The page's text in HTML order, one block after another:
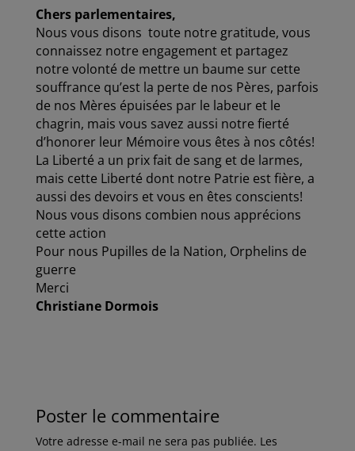
c
e
b
o
o
k
i
t
t
e
r
a
i
l
n
k
e
d
I
n
r
t
a
g
e
r
Chers parlementaires,
Nous vous disons toute notre gratitude, vous
connaissez notre engagement et partagez
notre volonté de mettre un baume sur cette
souffrance qu’est la perte de nos Pères, parfois
de nos Mères épuisées par le labeur et le
chagrin, mais vous savez aussi notre fierté
d’honorer leur Mémoire vous êtes à nos côtés!
La Liberté a un prix fait de sang et de larmes,
mais cette Liberté dont notre Patrie est fière, a
aussi des devoirs et vous en êtes conscients!
Nous vous disons combien nous apprécions
cette action
Pour nous Pupilles de la Nation, Orphelins de
guerre
Merci
Christiane Dormois
Poster le commentaire
Votre adresse e-mail ne sera pas publiée. Les